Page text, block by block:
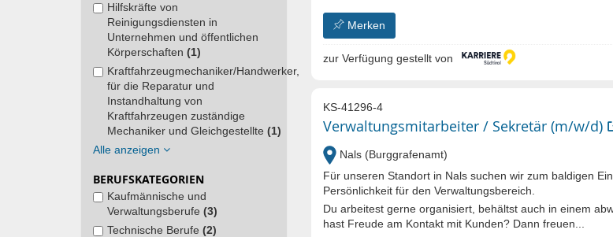
Hilfskräfte von
Reinigungsdiensten in
Unternehmen und öffentlichen
Körperschaften (1)
Kraftfahrzeugmechaniker/Handwerker,
für die Reparatur und
Instandhaltung von
Kraftfahrzeugen zuständige
Mechaniker und Gleichgestellte (1)
Alle anzeigen
BERUFSKATEGORIEN
Kaufmännische und
Verwaltungsberufe (3)
Technische Berufe (2)
Merken
zur Verfügung gestellt von
KS-41296-4
Verwaltungsmitarbeiter / Sekretär (m/w/d)
Nals (Burggrafenamt)
Für unseren Standort in Nals suchen wir zum baldigen
Persönlichkeit für den Verwaltungsbereich.
Du arbeitest gerne organisiert, behältst auch in einem
hast Freude am Kontakt mit Kunden? Dann freuen...